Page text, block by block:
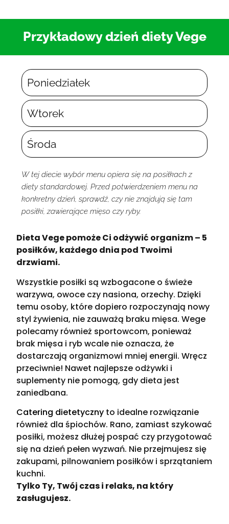
Przykładowy dzień diety Vege
Poniedziałek
Wtorek
Środa
W tej diecie wybór menu opiera się na posiłkach z
diety standardowej. Przed potwierdzeniem menu na
konkretny dzień, sprawdź, czy nie znajdują się tam
posiłki, zawierające mięso czy ryby.
Dieta Vege pomoże Ci odżywić organizm – 5
posiłków, każdego dnia pod Twoimi
drzwiami.
Wszystkie posiłki są wzbogacone o świeże
warzywa, owoce czy nasiona, orzechy. Dzięki
temu osoby, które dopiero rozpoczynają nowy
styl żywienia, nie zauważą braku mięsa. Wege
polecamy również sportowcom, ponieważ
brak mięsa i ryb wcale nie oznacza, że
dostarczają organizmowi mniej energii. Wręcz
przeciwnie! Nawet najlepsze odżywki i
suplementy nie pomogą, gdy dieta jest
zaniedbana.
Catering dietetyczny to idealne rozwiązanie
również dla śpiochów. Rano, zamiast szykować
posiłki, możesz dłużej pospać czy przygotować
się na dzień pełen wyzwań. Nie przejmujesz się
zakupami, pilnowaniem posiłków i sprzątaniem
kuchni.
Tylko Ty, Twój czas i relaks, na który
zasługujesz.